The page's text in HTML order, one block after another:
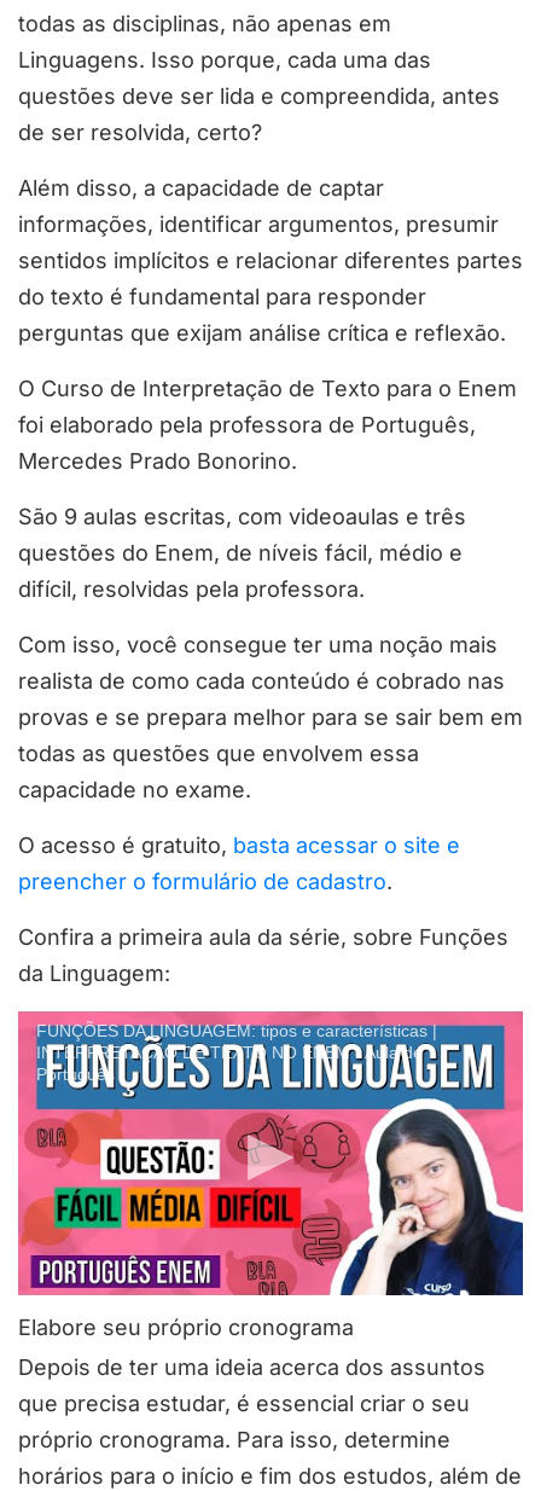
todas as disciplinas, não apenas em
Linguagens. Isso porque, cada uma das
questões deve ser lida e compreendida, antes
de ser resolvida, certo?
Além disso, a capacidade de captar
informações, identificar argumentos, presumir
sentidos implícitos e relacionar diferentes partes
do texto é fundamental para responder
perguntas que exijam análise crítica e reflexão.
O Curso de Interpretação de Texto para o Enem
foi elaborado pela professora de Português,
Mercedes Prado Bonorino.
São 9 aulas escritas, com videoaulas e três
questões do Enem, de níveis fácil, médio e
difícil, resolvidas pela professora.
Com isso, você consegue ter uma noção mais
realista de como cada conteúdo é cobrado nas
provas e se prepara melhor para se sair bem em
todas as questões que envolvem essa
capacidade no exame.
O acesso é gratuito, basta acessar o site e
preencher o formulário de cadastro.
Confira a primeira aula da série, sobre Funções
da Linguagem:
FUNÇÕES DA LINGUAGEM: tipos e características |
INTERPRETAÇÃO DE TEXTO NO ENEM - Aula de
Português
Elabore seu próprio cronograma
Depois de ter uma ideia acerca dos assuntos
que precisa estudar, é essencial criar o seu
próprio cronograma. Para isso, determine
horários para o início e fim dos estudos, além de